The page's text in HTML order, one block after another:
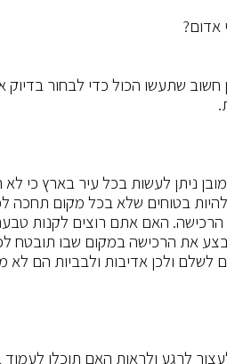
אדום?
חשוב שתעשו הכול כדי לבחור בדיוק
ניתן לעשות בכל עיר בארץ כי
בטוחים שלא בכל מקום תחכה
הרכישה. האם אתם רוצים לקנות
את הרכישה במקום שבו תובטח
ולכן אדיבות ולבביות הם לא
לרגע ולראות האם תוכלו לעמוד